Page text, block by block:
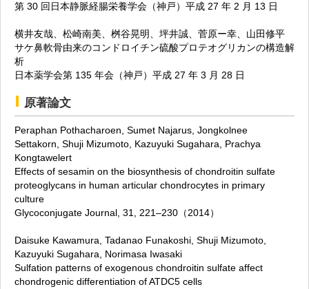
第 30 回日本静脈経腸栄養学会（神戸）平成 27 年 2 月 13 日
横井友哉、松崎南美、桝谷晃明、坪井誠、菅原ー幸、山田修平
サケ鼻軟骨由来のコンドロイチン硫酸プロテオグリカンの構造解
析
日本薬学会第 135 年会（神戸）平成 27 年 3 月 28 日
原著論文
Peraphan Pothacharoen, Sumet Najarus, Jongkolnee
Settakorn, Shuji Mizumoto, Kazuyuki Sugahara, Prachya
Kongtawelert
Effects of sesamin on the biosynthesis of chondroitin sulfate
proteoglycans in human articular chondrocytes in primary
culture
Glycoconjugate Journal, 31, 221–230（2014）
Daisuke Kawamura, Tadanao Funakoshi, Shuji Mizumoto,
Kazuyuki Sugahara, Norimasa Iwasaki
Sulfation patterns of exogenous chondroitin sulfate affect
chondrogenic differentiation of ATDC5 cells